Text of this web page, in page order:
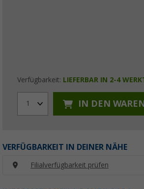
Verfügbarkeit: LIEFERBAR IN 2-4
1 IN DEN
VERFÜGBARKEIT IN DEINER NÄHE
Filialverfügbarkeit prüfen